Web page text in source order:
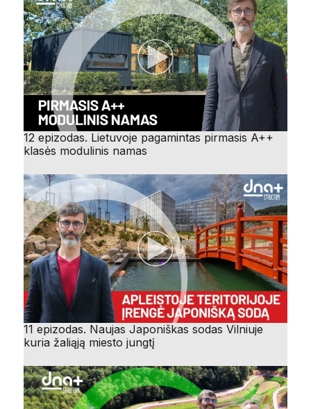
12 epizodas. Lietuvoje pagamintas pirmasis A++
klasės modulinis namas
11 epizodas. Naujas Japoniškas sodas Vilniuje
kuria žaliąją miesto jungtį